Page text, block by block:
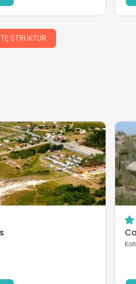
STRUKTUR